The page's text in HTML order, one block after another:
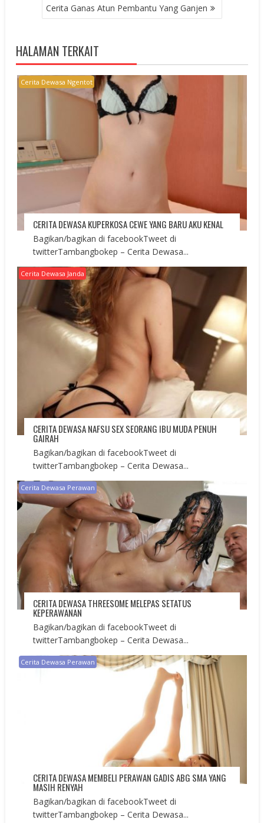
Cerita Ganas Atun Pembantu Yang Ganjen
HALAMAN TERKAIT
Cerita Dewasa Ngentot
CERITA DEWASA KUPERKOSA CEWE YANG BARU AKU KENAL
Bagikan/bagikan di facebookTweet di
twitterTambangbokep – Cerita Dewasa...
Cerita Dewasa Janda
CERITA DEWASA NAFSU SEX SEORANG IBU MUDA PENUH
GAIRAH
Bagikan/bagikan di facebookTweet di
twitterTambangbokep – Cerita Dewasa...
Cerita Dewasa Perawan
CERITA DEWASA THREESOME MELEPAS SETATUS
KEPERAWANAN
Bagikan/bagikan di facebookTweet di
twitterTambangbokep – Cerita Dewasa...
Cerita Dewasa Perawan
CERITA DEWASA MEMBELI PERAWAN GADIS ABG SMA YANG
MASIH RENYAH
Bagikan/bagikan di facebookTweet di
twitterTambangbokep – Cerita Dewasa...